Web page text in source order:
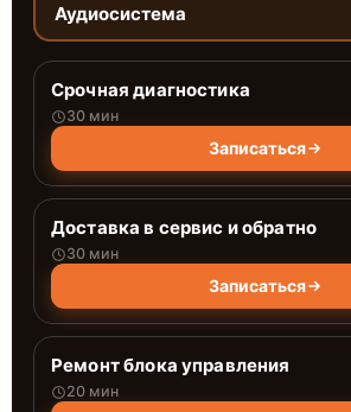
Аудиосистема
Срочная диагностика
30 мин
Записаться
Доставка в сервис и обратно
30 мин
Записаться
Ремонт блока управления
20 мин